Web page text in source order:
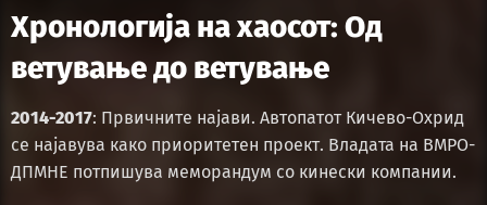
Хронологија на хаосот: Од
ветување до ветување
2014-2017: Првичните најави. Автопатот Кичево-Охрид
се најавува како приоритетен проект. Владата на ВМРО-
ДПМНЕ потпишува меморандум со кинески компании.